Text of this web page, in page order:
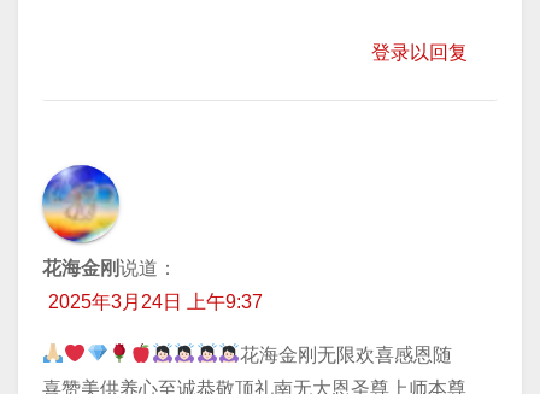
登录以回复
花海金刚说道：
2025年3月24日 上午9:37
花海金刚无限欢喜感恩随
喜赞美供养心至诚恭敬顶礼南无大恩圣尊上师本尊